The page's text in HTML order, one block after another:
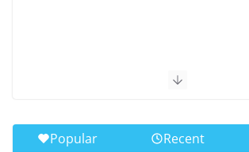
Popular Recent